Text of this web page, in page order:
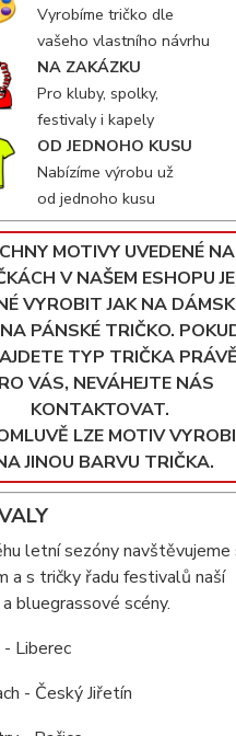
Vyrobíme tričko dle
vašeho vlastního návrhu
NA ZAKÁZKU
Pro kluby, spolky,
festivaly i kapely
OD JEDNOHO KUSU
Nabízíme výrobu už
od jednoho kusu
MOTIVY UVEDENÉ NA
V NAŠEM ESHOPU JE
VYROBIT JAK NA
PÁNSKÉ TRIČKO.
TYP TRIČKA PRÁVĚ
VÁS, NEVÁHEJTE NÁS
KONTAKTOVAT.
LZE MOTIV
JINOU BARVU TRIČKA.
letní sezóny navštěvujeme
a s tričky řadu festivalů naší
bluegrassové scény.